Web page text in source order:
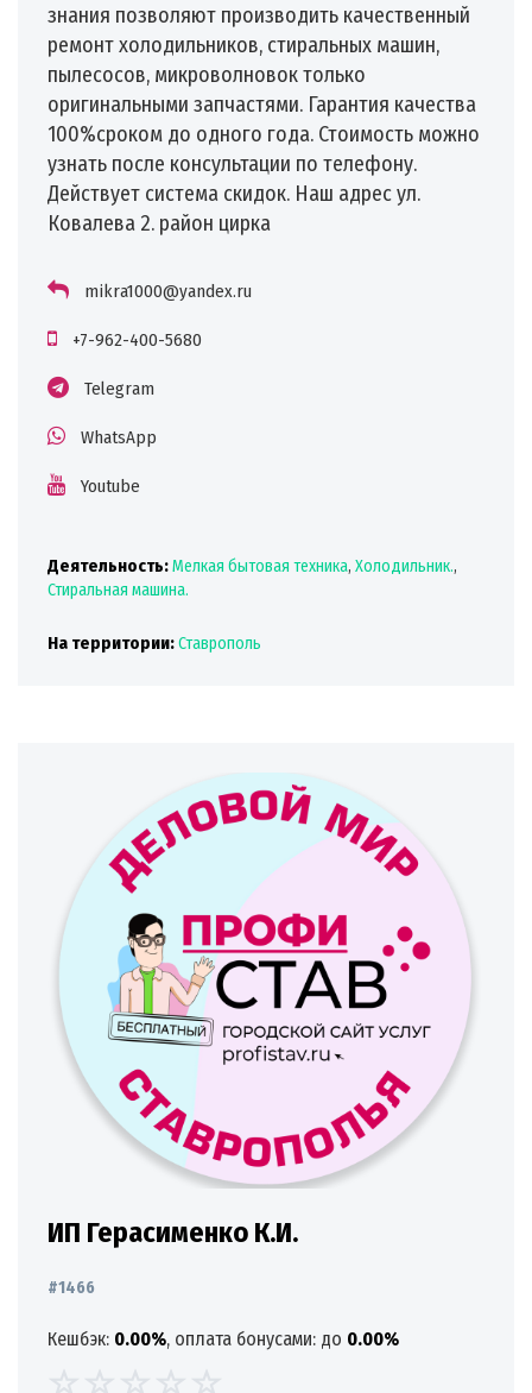
знания позволяют производить качественный
ремонт холодильников, стиральных машин,
пылесосов, микроволновок только
оригинальными запчастями. Гарантия качества
100%сроком до одного года. Стоимость можно
узнать после консультации по телефону.
Действует система скидок. Наш адрес ул.
Ковалева 2. район цирка
mikra1000@yandex.ru
+7-962-400-5680
Telegram
WhatsApp
Youtube
Деятельность:Мелкая бытовая техника, Холодильник.,
Стиральная машина.
На территории:Ставрополь
ИП Герасименко К.И.
#1466
Кешбэк: 0.00%, оплата бонусами: до 0.00%